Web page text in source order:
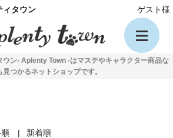
ウン- Aplenty Town -はマステやキャラクター商品な
つかるネットショップです。
ィタウン ゲスト様
新着順